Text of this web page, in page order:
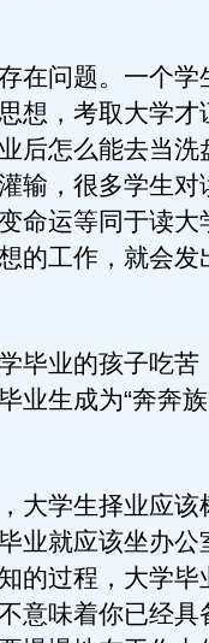
问题。一个学
想，考取大学才
后怎么能去当洗
输，很多学生对
命运等同于读大
的工作，就会发
业的孩子吃苦
业生成为“奔奔族
学生择业应该
业就应该坐办公
的过程，大学毕
意味着你已经具